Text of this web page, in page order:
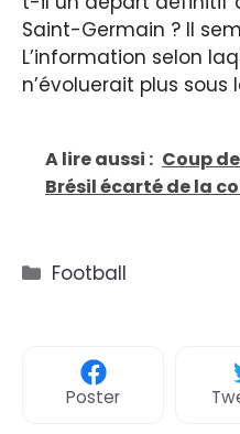
Saint-Germain ? Il
L’information selon
n’évoluerait plus sous
A lire aussi : Coup
Brésil écarté de la
Catégories
Football
Poster